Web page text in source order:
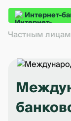
Интернет-
Частным лицам